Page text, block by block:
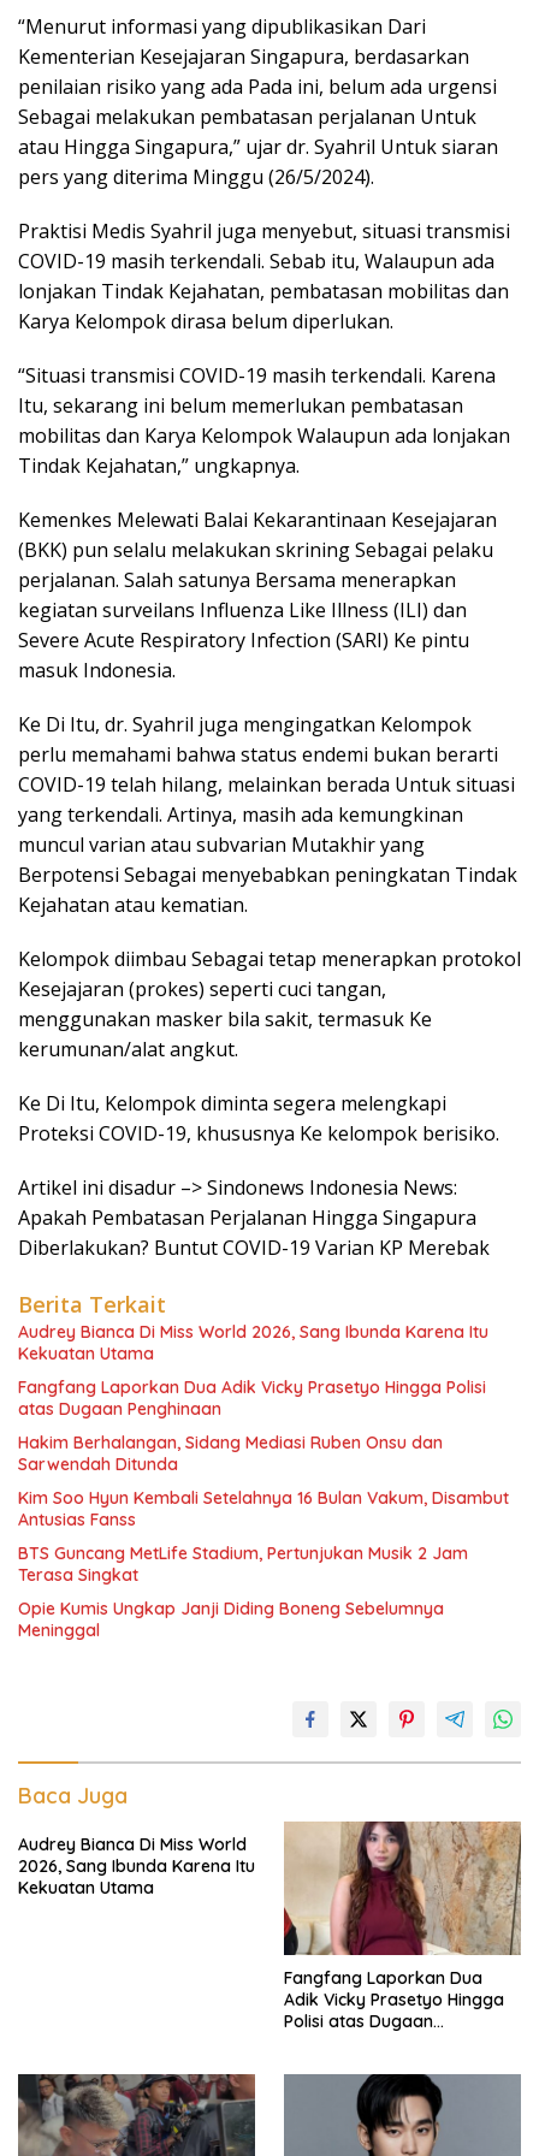
“Menurut informasi yang dipublikasikan Dari
Kementerian Kesejajaran Singapura, berdasarkan
penilaian risiko yang ada Pada ini, belum ada urgensi
Sebagai melakukan pembatasan perjalanan Untuk
atau Hingga Singapura,” ujar dr. Syahril Untuk siaran
pers yang diterima Minggu (26/5/2024).
Praktisi Medis Syahril juga menyebut, situasi transmisi
COVID-19 masih terkendali. Sebab itu, Walaupun ada
lonjakan Tindak Kejahatan, pembatasan mobilitas dan
Karya Kelompok dirasa belum diperlukan.
“Situasi transmisi COVID-19 masih terkendali. Karena
Itu, sekarang ini belum memerlukan pembatasan
mobilitas dan Karya Kelompok Walaupun ada lonjakan
Tindak Kejahatan,” ungkapnya.
Kemenkes Melewati Balai Kekarantinaan Kesejajaran
(BKK) pun selalu melakukan skrining Sebagai pelaku
perjalanan. Salah satunya Bersama menerapkan
kegiatan surveilans Influenza Like Illness (ILI) dan
Severe Acute Respiratory Infection (SARI) Ke pintu
masuk Indonesia.
Ke Di Itu, dr. Syahril juga mengingatkan Kelompok
perlu memahami bahwa status endemi bukan berarti
COVID-19 telah hilang, melainkan berada Untuk situasi
yang terkendali. Artinya, masih ada kemungkinan
muncul varian atau subvarian Mutakhir yang
Berpotensi Sebagai menyebabkan peningkatan Tindak
Kejahatan atau kematian.
Kelompok diimbau Sebagai tetap menerapkan protokol
Kesejajaran (prokes) seperti cuci tangan,
menggunakan masker bila sakit, termasuk Ke
kerumunan/alat angkut.
Ke Di Itu, Kelompok diminta segera melengkapi
Proteksi COVID-19, khususnya Ke kelompok berisiko.
Artikel ini disadur –> Sindonews Indonesia News:
Apakah Pembatasan Perjalanan Hingga Singapura
Diberlakukan? Buntut COVID-19 Varian KP Merebak
Berita Terkait
Audrey Bianca Di Miss World 2026, Sang Ibunda Karena Itu
Kekuatan Utama
Fangfang Laporkan Dua Adik Vicky Prasetyo Hingga Polisi
atas Dugaan Penghinaan
Hakim Berhalangan, Sidang Mediasi Ruben Onsu dan
Sarwendah Ditunda
Kim Soo Hyun Kembali Setelahnya 16 Bulan Vakum, Disambut
Antusias Fanss
BTS Guncang MetLife Stadium, Pertunjukan Musik 2 Jam
Terasa Singkat
Opie Kumis Ungkap Janji Diding Boneng Sebelumnya
Meninggal
Baca Juga
Audrey Bianca Di Miss World
2026, Sang Ibunda Karena Itu
Kekuatan Utama
Fangfang Laporkan Dua
Adik Vicky Prasetyo Hingga
Polisi atas Dugaan